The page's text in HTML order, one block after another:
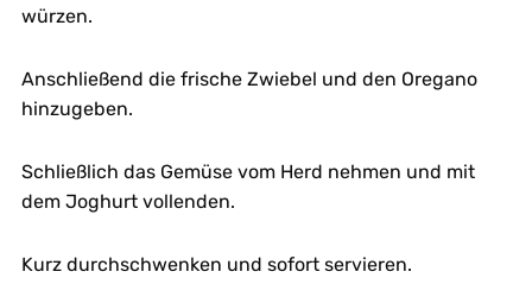
würzen.
Anschließend die frische Zwiebel und den Oregano
hinzugeben.
Schließlich das Gemüse vom Herd nehmen und mit
dem Joghurt vollenden.
Kurz durchschwenken und sofort servieren.